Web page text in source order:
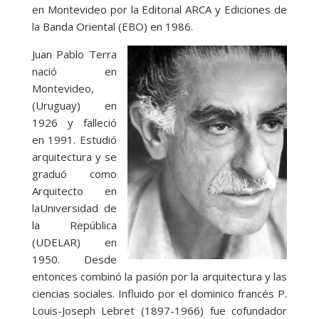
en Montevideo por la Editorial ARCA y Ediciones de
la Banda Oriental (EBO) en 1986.
Juan Pablo Terra
nació en
Montevideo,
(Uruguay) en
1926 y falleció
en 1991. Estudió
arquitectura y se
graduó como
Arquitecto en
laUniversidad de
la República
(UDELAR) en
1950. Desde
entonces combinó la pasión por la arquitectura y las
ciencias sociales. Influido por el dominico francés P.
Louis-Joseph Lebret (1897-1966) fue cofundador